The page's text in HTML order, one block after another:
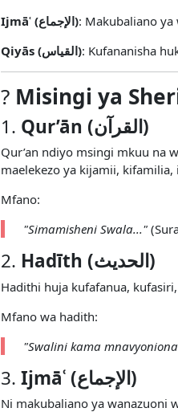
Ijmāʿ (الإجماع)
Qiyās (القياس): Kufananisha
?️ Misingi ya
1. Qur’ān (القرآن)
Qur’an ndiyo msingi mkuu na
maelekezo ya kijamii, kifamilia,
Mfano:
"Simamisheni Swala..."
2. Hadīth (الحديث)
Hadithi huja kufafanua,
Mfano wa hadith:
"Swalini kama
3. Ijmāʿ (الإجماع)
Ni makubaliano ya wanazuoni